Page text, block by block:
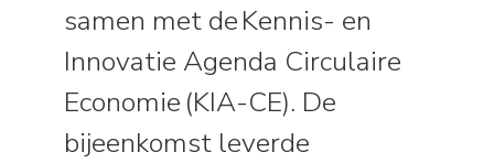
samen met de Kennis- en
Innovatie Agenda Circulaire
Economie (KIA-CE). De
bijeenkomst leverde